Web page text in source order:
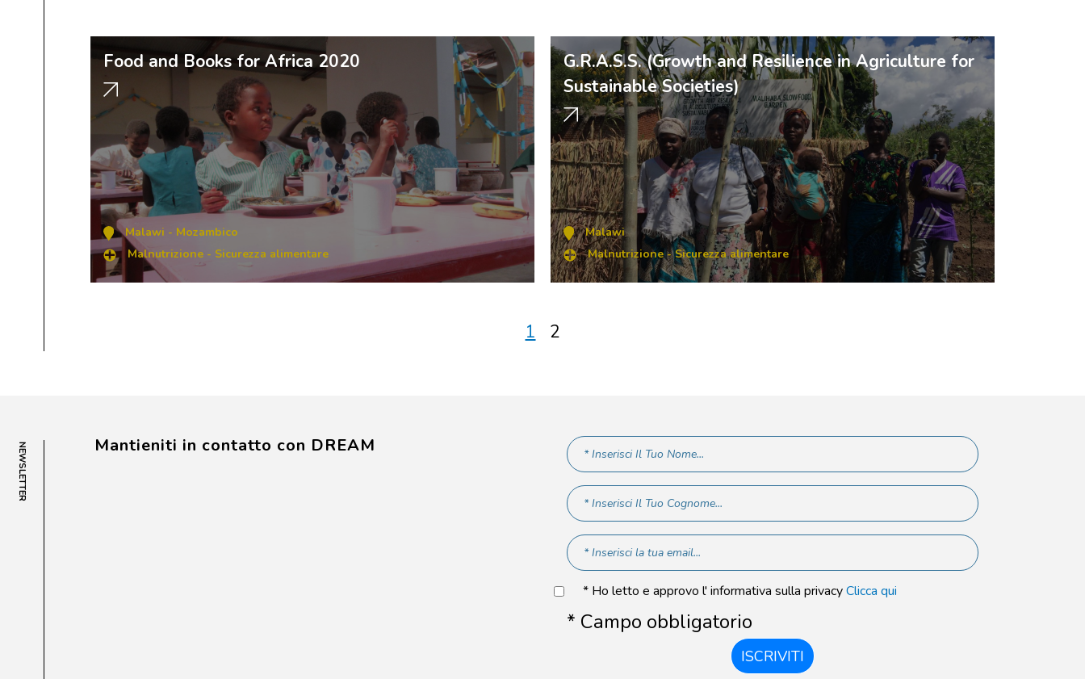
Food and Books for Africa 2020
Malawi - Mozambico
Malnutrizione - Sicurezza alimentare
G.R.A.S.S. (Growth and Resilience in Agriculture for
Sustainable Societies)
Malawi
Malnutrizione-Sicurezza alimentare
1 2
NEWSLETTER Mantieniti in contatto con DREAM
* Ho letto e approvo l' informativa sulla privacyClicca qui
* Campo obbligatorio
ISCRIVITI